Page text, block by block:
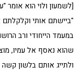
[לשמעון ולוי הוא אומר
"ביישתם אותי וקלקלתם
במעמד הייחודי ורב
שהוא נאסף אל עמיו,
ולתייג אותם בלשון